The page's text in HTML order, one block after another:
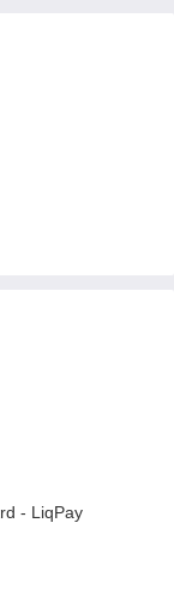
- LiqPay